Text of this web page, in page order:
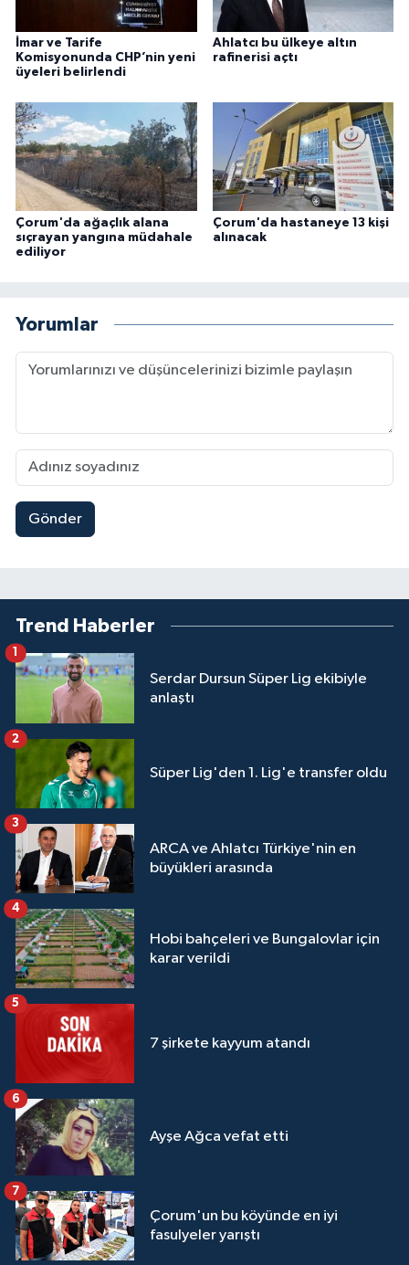
İmar ve Tarife
Komisyonunda CHP’nin yeni
üyeleri belirlendi
Ahlatcı bu ülkeye altın
rafinerisi açtı
Çorum'da ağaçlık alana
sıçrayan yangına müdahale
ediliyor
Çorum'da hastaneye 13 kişi
alınacak
Yorumlar
Gönder
Trend Haberler
Serdar Dursun Süper Lig ekibiyle
anlaştı
Süper Lig'den 1. Lig'e transfer oldu
2
ARCA ve Ahlatcı Türkiye'nin en
büyükleri arasında
3
Hobi bahçeleri ve Bungalovlar için
karar verildi
4
7 şirkete kayyum atandı
5
Ayşe Ağca vefat etti
6
Çorum'un bu köyünde en iyi
fasulyeler yarıştı
7